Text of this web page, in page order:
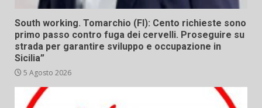
South working. Tomarchio (FI): Cento richieste sono
primo passo contro fuga dei cervelli. Proseguire su
strada per garantire sviluppo e occupazione in
Sicilia”
5 Agosto 2026